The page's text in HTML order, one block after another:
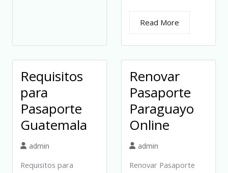
Read More
Requisitos
para
Pasaporte
Guatemala
admin
Requisitos para
Renovar
Pasaporte
Paraguayo
Online
admin
Renovar Pasaporte